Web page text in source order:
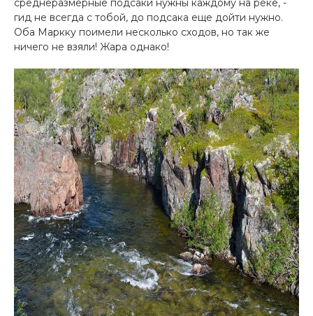
среднеразмерные подсаки нужны каждому на реке, -
гид не всегда с тобой, до подсака еще дойти нужно.
Оба Маркку поимели несколько сходов, но так же
ничего не взяли! Жара однако!